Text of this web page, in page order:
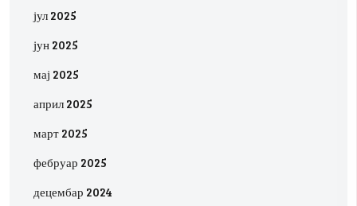
јул 2025
јун 2025
мај 2025
април 2025
март 2025
фебруар 2025
децембар 2024